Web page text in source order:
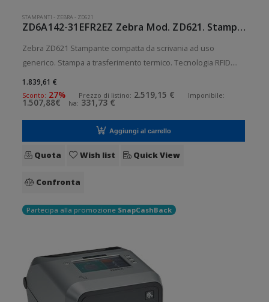
STAMPANTI - ZEBRA- ZD621
ZD6A142-31EFR2EZ Zebra Mod. ZD621. Stampante di etichette.
Zebra ZD621 Stampante compatta da scrivania ad uso
generico. Stampa a trasferimento termico. Tecnologia RFID.
Collegamento wireless senza fili. Velocità di stampa: 203
mm/sec Risoluzione di stampa: 8 dot/mm RFID: Presente
Wireless: Presente S
1.839,61 €
Sconto: 27% Prezzo di listino: 2.519,15 € Imponibile:
1.507,88€ Iva: 331,73 €
Aggiungi al carrello
Quota Wish list Quick View
Confronta
Partecipa alla promozione SnapCashBack